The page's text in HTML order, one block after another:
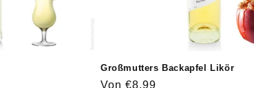
Großmutters Backapfel Likör
Normaler
Von €8,99